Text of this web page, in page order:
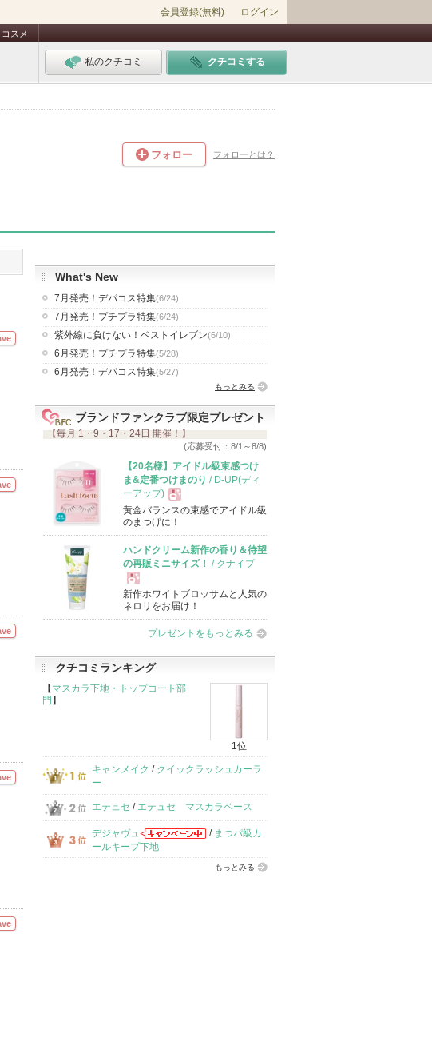
会員登録(無料) ログイン
スメ
私のクチコミ クチコミする
フォロー フォローとは？
What's New
7月発売！デパコス特集(6/24)
7月発売！プチプラ特集(6/24)
紫外線に負けない！ベストイレブン(6/10)
6月発売！プチプラ特集(5/28)
6月発売！デパコス特集(5/27)
もっとみる
ブランドファンクラブ限定プレゼント
【毎月 1・9・17・24日 開催！】
(応募受付：8/1～8/8)
【20名様】アイドル級束感つけ
ま&定番つけまのり / D-UP(ディ
ーアップ)
現
品
黄金バランスの束感でアイドル級
のまつげに！
ハンドクリーム新作の香り＆待望
の再販ミニサイズ！
/ クナイプ
現
新作ホワイトブロッサムと人気の
ネロリをお届け！
プレゼントをもっとみる
クチコミランキング
【マスカラ下地・トップコート部
門】
1位
キャンメイク / クイックラッシュカーラ
ー
エテュセ / エテュセ マスカラベース
デジャヴュ / まつパ級カ
ールキープ下地
もっとみる